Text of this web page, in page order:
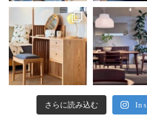
さらに読み込む